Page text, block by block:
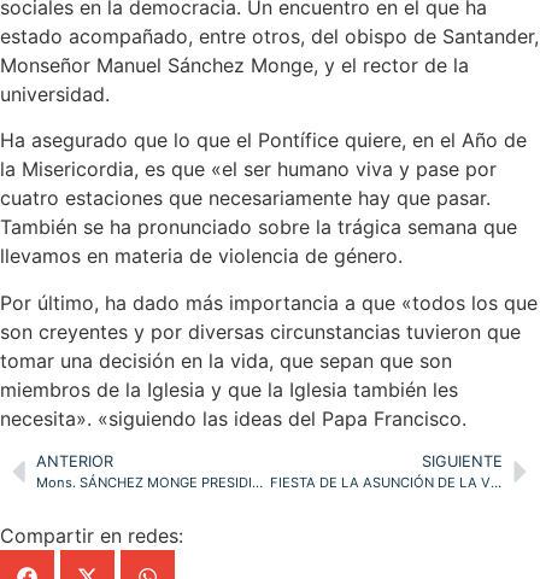
sociales en la democracia. Un encuentro en el que ha
estado acompañado, entre otros, del obispo de Santander,
Monseñor Manuel Sánchez Monge, y el rector de la
universidad.
Ha asegurado que lo que el Pontífice quiere, en el Año de
la Misericordia, es que «el ser humano viva y pase por
cuatro estaciones que necesariamente hay que pasar.
También se ha pronunciado sobre la trágica semana que
llevamos en materia de violencia de género.
Por último, ha dado más importancia a que «todos los que
son creyentes y por diversas circunstancias tuvieron que
tomar una decisión en la vida, que sepan que son
miembros de la Iglesia y que la Iglesia también les
necesita». «siguiendo las ideas del Papa Francisco.
ANTERIOR
Mons. SÁNCHEZ MONGE PRESIDIRÁ, ESTE SÁBADO 15, LA MISA DE LA SOLEMNIDAD DE LA ASUNCIÓN, VIRGEN TITULAR DE LA CATEDRAL DE SANTANDER, DESDE 1754
SIGUIENTE
FIESTA DE LA ASUNCIÓN DE LA VIRGEN MARÍA A LOS CIELOS
Compartir en redes: